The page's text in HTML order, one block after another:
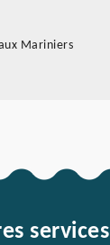
Mariniers
services